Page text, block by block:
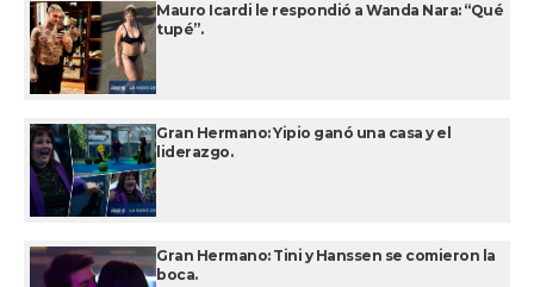
Mauro Icardi le respondió a Wanda Nara: “Qué
tupé”.
Gran Hermano: Yipio ganó una casa y el
liderazgo.
Gran Hermano: Tini y Hanssen se comieron la
boca.